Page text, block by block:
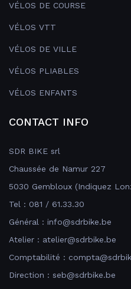
VÉLOS DE COURSE
VÉLOS VTT
VÉLOS DE VILLE
VÉLOS PLIABLES
VÉLOS ENFANTS
CONTACT INFO
SDR BIKE srl
Chaussée de Namur 227
5030 Gembloux (Indiquez
Tel : 081 / 61.33.30
Général : info@sdrbike.be
Atelier : atelier@sdrbike.be
Comptabilité :
Direction : seb@sdrbike.be